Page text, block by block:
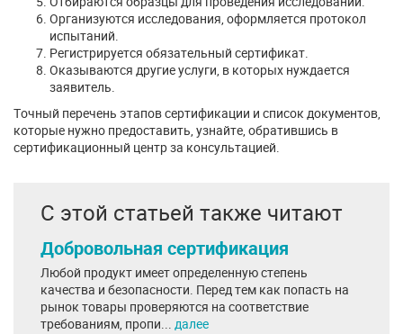
Организуются исследования, оформляется протокол
испытаний.
Регистрируется обязательный сертификат.
Оказываются другие услуги, в которых нуждается
заявитель.
Точный перечень этапов сертификации и список документов,
которые нужно предоставить, узнайте, обратившись в
сертификационный центр за консультацией.
С этой статьей также читают
Добровольная сертификация
Любой продукт имеет определенную степень
качества и безопасности. Перед тем как попасть на
рынок товары проверяются на соответствие
требованиям, пропи... далее